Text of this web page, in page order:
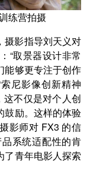
练营拍摄
摄影指导刘天义对
“取景器设计非常
能够更专注于创作
尼影像创新精神
这不仅是对个人创
鼓励。这样的体验
影师对 FX3 的信
系统适配性的肯
了青年电影人探索